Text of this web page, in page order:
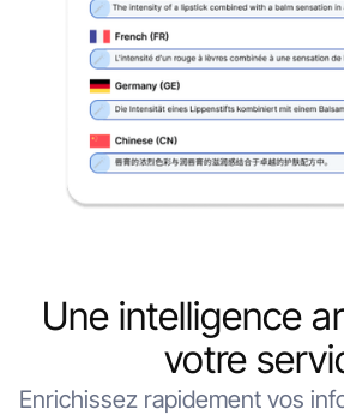
Une intelligence
votre
Enrichissez rapidement vos